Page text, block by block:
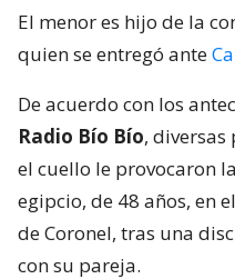
El menor es hijo de la
quien se entregó ante
De acuerdo con los
Radio Bío Bío, diversas
el cuello le provocaron
egipcio, de 48 años, en
de Coronel, tras una
con su pareja.